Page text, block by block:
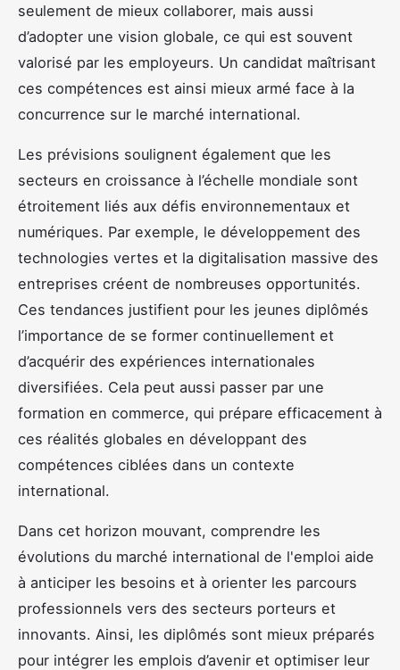
seulement de mieux collaborer, mais aussi
d’adopter une vision globale, ce qui est souvent
valorisé par les employeurs. Un candidat maîtrisant
ces compétences est ainsi mieux armé face à la
concurrence sur le marché international.
Les prévisions soulignent également que les
secteurs en croissance à l’échelle mondiale sont
étroitement liés aux défis environnementaux et
numériques. Par exemple, le développement des
technologies vertes et la digitalisation massive des
entreprises créent de nombreuses opportunités.
Ces tendances justifient pour les jeunes diplômés
l’importance de se former continuellement et
d’acquérir des expériences internationales
diversifiées. Cela peut aussi passer par une
formation en commerce, qui prépare efficacement à
ces réalités globales en développant des
compétences ciblées dans un contexte
international.
Dans cet horizon mouvant, comprendre les
évolutions du marché international de l'emploi aide
à anticiper les besoins et à orienter les parcours
professionnels vers des secteurs porteurs et
innovants. Ainsi, les diplômés sont mieux préparés
pour intégrer les emplois d’avenir et optimiser leur